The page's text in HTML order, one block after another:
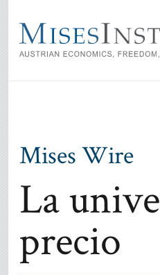
main
content
Mises Wire
La
precio